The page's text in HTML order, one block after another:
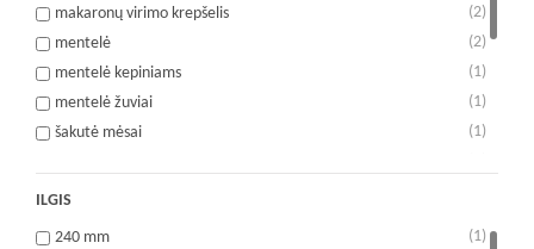
makaronų virimo krepšelis
(2)
mentelė
(2)
mentelė kepiniams
(1)
mentelė žuviai
(1)
šakutė mėsai
(1)
šaukštas
ILGIS
240 mm
(1)